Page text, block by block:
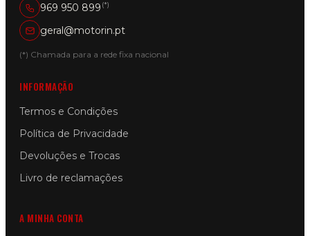
969 950 899 (*)
geral@motorin.pt
(*) Chamada para a rede fixa nacional
INFORMAÇÃO
Termos e Condições
Política de Privacidade
Devoluções e Trocas
Livro de reclamações
A MINHA CONTA